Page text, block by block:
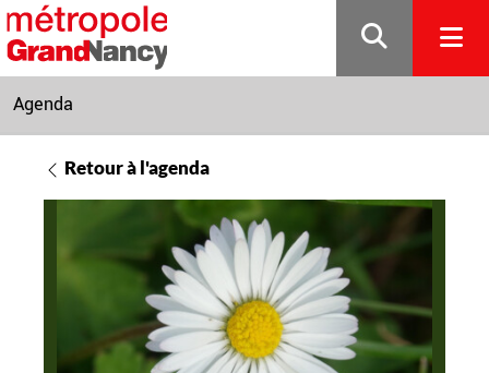
Gestion de vos préférences sur les cookies
Agenda
Retour à l'agenda